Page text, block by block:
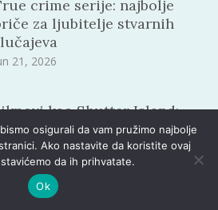
crime serije: najbolje
za ljubitelje stvarnih
21, 2026
kao Shutter Island:
zapleti i kraj koji
sve
20, 2026
osigurali da vam pružimo najbolje
Ako nastavite da koristite ovaj
da ih prihvatate.
Ok